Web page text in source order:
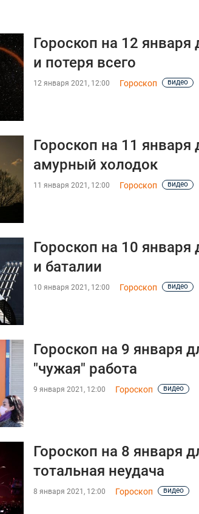
Гороскоп на 12
и потеря всего
12 января 2021, 12:00 Гороскоп видео
Гороскоп на 11
амурный холодок
11 января 2021, 12:00 Гороскоп видео
Гороскоп на 10
и баталии
10 января 2021, 12:00 Гороскоп видео
Гороскоп на 9 января
"чужая" работа
9 января 2021, 12:00 Гороскоп видео
Гороскоп на 8 января
тотальная неудача
8 января 2021, 12:00 Гороскоп видео